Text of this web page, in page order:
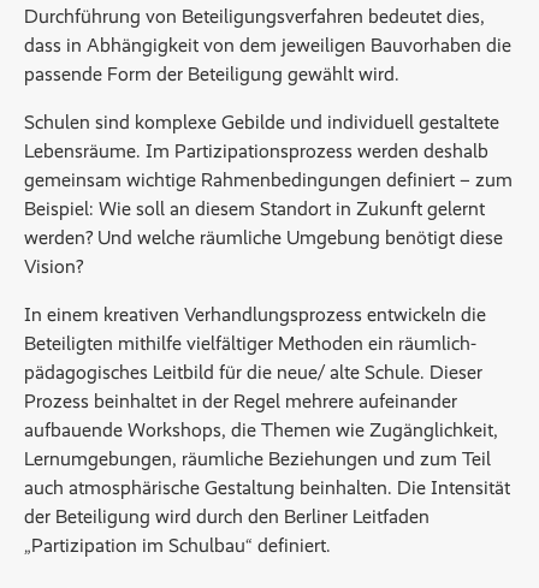
Durchführung von Beteiligungsverfahren bedeutet dies,
dass in Abhängigkeit von dem jeweiligen Bauvorhaben die
passende Form der Beteiligung gewählt wird.
Schulen sind komplexe Gebilde und individuell gestaltete
Lebensräume. Im Partizipationsprozess werden deshalb
gemeinsam wichtige Rahmenbedingungen definiert – zum
Beispiel: Wie soll an diesem Standort in Zukunft gelernt
werden? Und welche räumliche Umgebung benötigt diese
Vision?
In einem kreativen Verhandlungsprozess entwickeln die
Beteiligten mithilfe vielfältiger Methoden ein räumlich-
pädagogisches Leitbild für die neue/ alte Schule. Dieser
Prozess beinhaltet in der Regel mehrere aufeinander
aufbauende Workshops, die Themen wie Zugänglichkeit,
Lernumgebungen, räumliche Beziehungen und zum Teil
auch atmosphärische Gestaltung beinhalten. Die Intensität
der Beteiligung wird durch den Berliner Leitfaden
„Partizipation im Schulbau“ definiert.